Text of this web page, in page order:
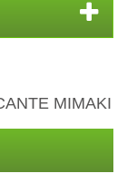
MIMAKI